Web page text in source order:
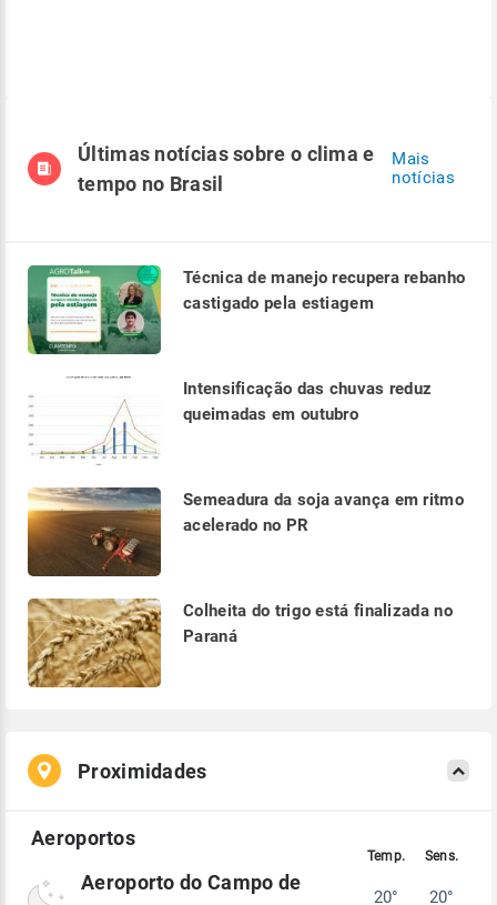
Últimas notícias sobre o clima e
tempo no Brasil
Mais
notícias
Técnica de manejo recupera rebanho
castigado pela estiagem
Intensificação das chuvas reduz
queimadas em outubro
Semeadura da soja avança em ritmo
acelerado no PR
Colheita do trigo está finalizada no
Paraná
Proximidades
Aeroporto do Campo de
20° 20°